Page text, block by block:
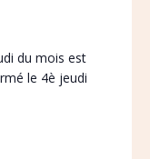
du mois est
le 4è jeudi